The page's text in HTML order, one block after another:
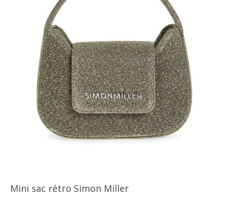
Mini sac rétro Simon Miller